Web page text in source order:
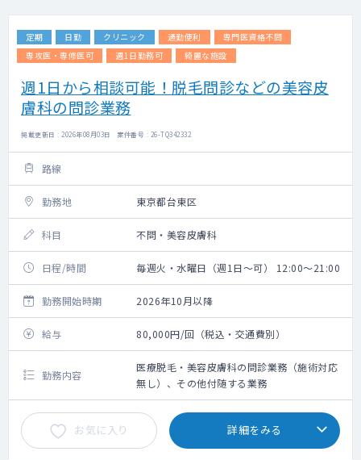
定期 日勤 クリニック 通勤便利
専門医資格不問
専攻医・専修医可
週1日勤務可 綺麗な施設
週1日から相談可能！脱毛問診などの美容皮
膚科の問診業務
掲載更新日 : 2026年08月03日 案件番号 : 26-TQ342332
路線
勤務地 東京都台東区
科目 不問・美容皮膚科
日程/時間 毎週火・水曜日（週1日～可） 12:00～21:00
勤務開始時期 2026年10月以降
給与 80,000円/回（税込・交通費別）
勤務内容
医療脱毛・美容皮膚科の問診業務（施術対応
無し）、その他付随する業務
お気に入り 詳細をみる